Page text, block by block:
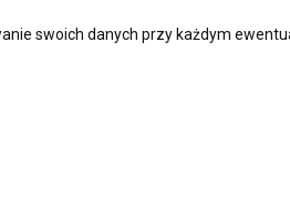
swoich danych przy każdym